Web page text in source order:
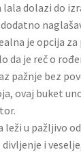
dolazi do
je opcija za
da je reč o
pažnje bez
ovaj buket
leži u pažljivo
i